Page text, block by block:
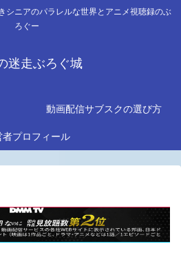
ニアのパラレルな世界とアニメ視聴録のぶ
ろぐー
迷走ぶろぐ城
動画配信サブスクの選び方
者プロフィール